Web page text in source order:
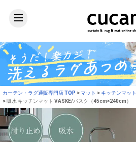
カーテン・ラグ通販専門店 TOP マット キッチンマット
吸水 キッチンマット VASKE/バスク（45cm×240cm）